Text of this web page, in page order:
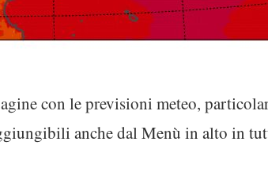
con le previsioni meteo,
anche dal Menù in alto in